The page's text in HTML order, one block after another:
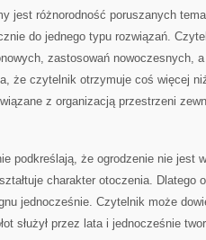
jest różnorodność poruszanych
do jednego typu rozwiązań.
zastosowań nowoczesnych,
że czytelnik otrzymuje coś więcej
z organizacją przestrzeni
podkreślają, że ogrodzenie nie jest
charakter otoczenia. Dlatego
jednocześnie. Czytelnik może
służył przez lata i jednocześnie